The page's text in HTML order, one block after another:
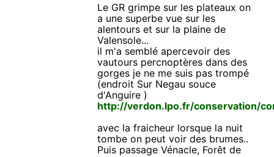
Le GR grimpe sur les plateaux on
a une superbe vue sur les
alentours et sur la plaine de
Valensole...
il m'a semblé apercevoir des
vautours percnoptères dans des
gorges je ne me suis pas trompé
(endroit Sur Negau souce
d'Anguire )
http://verdon.lpo.fr/conservation/
avec la fraicheur lorsque la nuit
tombe on peut voir des brumes..
Puis passage Vénacle, Forêt de